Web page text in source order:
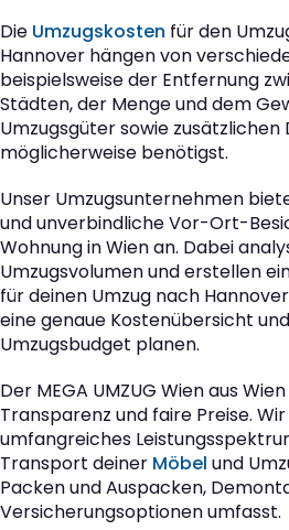
Die Umzugskosten für den
Hannover hängen von
beispielsweise der Entfernung
Städten, der Menge und dem
Umzugsgüter sowie zusätzlichen
möglicherweise benötigst.
Unser Umzugsunternehmen
und unverbindliche Vor-Ort-
Wohnung in Wien an. Dabei
Umzugsvolumen und erstellen
für deinen Umzug nach
eine genaue Kostenübersicht
Umzugsbudget planen.
Der MEGA UMZUG Wien aus
Transparenz und faire Preise.
umfangreiches
Transport deiner Möbel und
Packen und Auspacken,
Versicherungsoptionen umfasst.